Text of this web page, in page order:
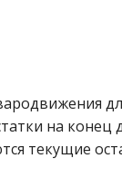
на конец
текущие